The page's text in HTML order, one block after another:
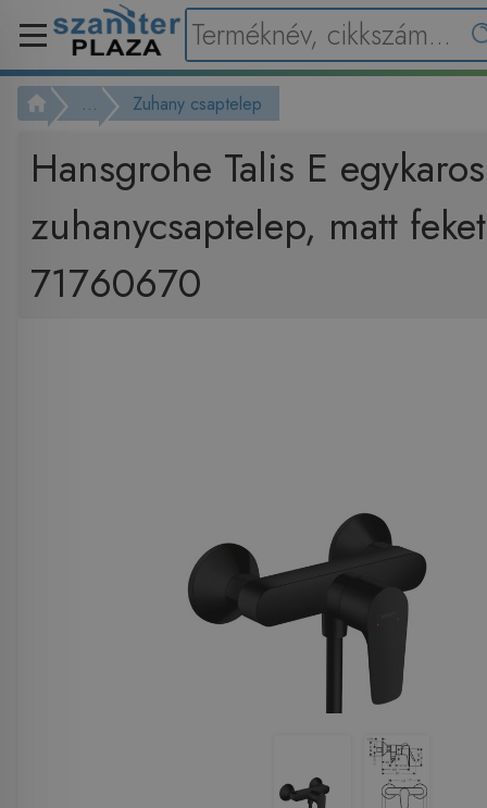
... Zuhany csaptelep
Hansgrohe Talis E egykaros
zuhanycsaptelep, matt
71760670